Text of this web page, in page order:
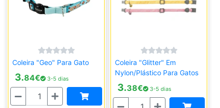
Coleira "Geo" Para Gato
3.84€ 3-5 dias
Quantidade
Coleira "Glitter" Em
Nylon/Plástico Para Gatos
3.38€ 3-5 dias
Quantidade